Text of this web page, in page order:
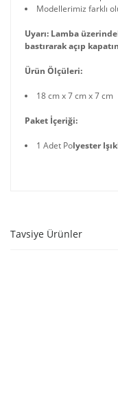
Modellerimiz farklı
Uyarı: Lamba
bastırarak açıp
Ürün Ölçüleri:
18 cm x 7 cm x 7 cm
Paket İçeriği:
1 Adet Polyester
Tavsiye Ürünler